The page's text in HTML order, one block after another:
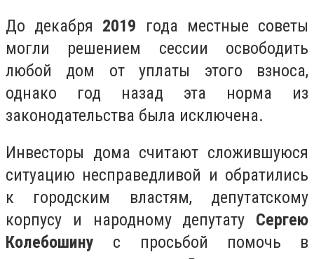
До декабря 2019 года местные советы
могли решением сессии освободить
любой дом от уплаты этого взноса,
однако год назад эта норма из
законодательства была исключена.
Инвесторы дома считают сложившуюся
ситуацию несправедливой и обратились
к городским властям, депутатскому
корпусу и народному депутату Сергею
Колебошину с просьбой помочь в